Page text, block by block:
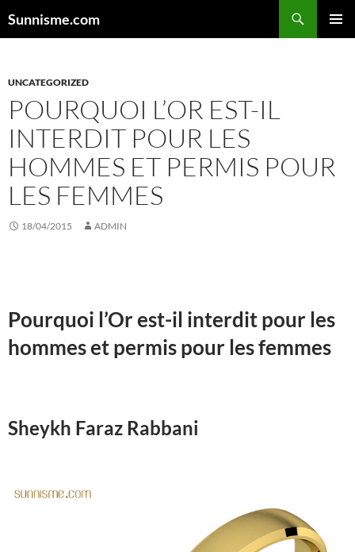
auSunnisme.com
UNCATEGORIZED
POURQUOI L’OR EST-IL
INTERDIT POUR LES
HOMMES ET PERMIS POUR
LES FEMMES
18/04/2015 ADMIN
Pourquoi l’Or est-il interdit pour les
hommes et permis pour les femmes
Sheykh Faraz Rabbani